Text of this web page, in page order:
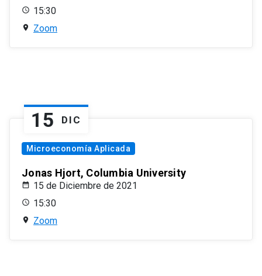
15:30
Zoom
15 DIC
Microeconomía Aplicada
Jonas Hjort, Columbia University
15 de Diciembre de 2021
15:30
Zoom